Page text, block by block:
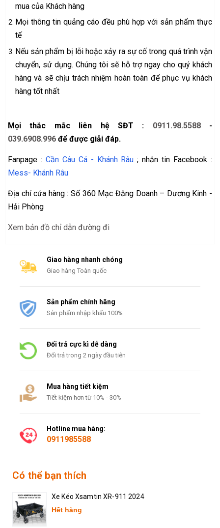
mua của Khách hàng
Mọi thông tin quảng cáo đều phù hợp với sản phẩm thực
tế
Nếu sản phẩm bị lỗi hoặc xảy ra sự cố trong quá trình vận
chuyển, sử dụng. Chúng tôi sẽ hỗ trợ ngay cho quý khách
hàng và sẽ chịu trách nhiệm hoàn toàn để phục vụ khách
hàng tốt nhất
Mọi thắc mắc liên hệ SĐT : 0911.98.5588-
039.6908.996 để được giải đáp.
Fanpage : Cần Câu Cá - Khánh Râu ; nhắn tin Facebook :
Mess- Khánh Râu
Địa chỉ cửa hàng : Số 360 Mạc Đăng Doanh – Dương Kinh -
Hải Phòng
Xem bản đồ chỉ dẫn đường đi
Giao hàng nhanh chóng
Giao hàng Toàn quốc
Sản phẩm chính hãng
Sản phẩm nhập khẩu 100%
Đổi trả cực kì dễ dàng
Đổi trả trong 2 ngày đầu tiên
Mua hàng tiết kiệm
Tiết kiệm hơn từ 10% - 30%
Hotline mua hàng:
0911985588
Có thể bạn thích
Xe Kéo Xsamtin XR-911 2024
Hết hàng